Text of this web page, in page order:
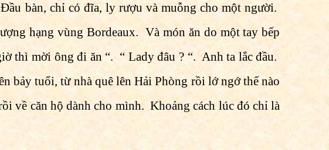
bàn, chỉ có đĩa, ly rượu và muỗng cho một người.
hạng vùng Bordeaux. Và món ăn do một tay bếp
mời ông đi ăn “. “ Lady đâu ? “. Anh ta lắc đầu.
bảy tuổi, từ nhà quê lên Hải Phòng rồi lớ ngớ thế nào
về căn hộ dành cho mình. Khoảng cách lúc đó chỉ là